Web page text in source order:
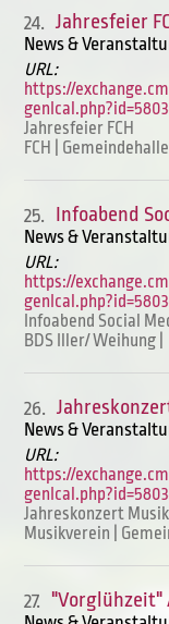
24. Jahresfeier
News &
URL:
https://
Jahresfeier FCH
FCH | Gemeindehalle
25. Infoabend
News &
URL:
https://
Infoabend Social
BDS Iller/ Weihung |
26.
News &
URL:
https://
Jahreskonzert
Musikverein |
27. "Vorglühzeit"